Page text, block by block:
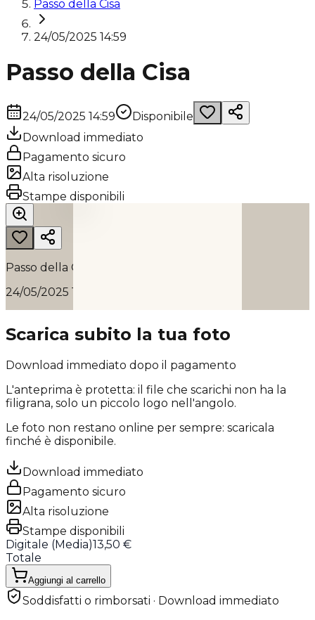
Passo della Cisa
24/05/2025 14:59
Passo della Cisa
24/05/2025 14:59
Disponibile
Download immediato
Pagamento sicuro
Alta risoluzione
Stampe disponibili
Passo della Cisa
24/05/2025 14:59
Scarica subito la tua foto
Download immediato dopo il pagamento
L'anteprima è protetta: il file che scarichi non ha la
filigrana, solo un piccolo logo nell'angolo.
Le foto non restano online per sempre: scaricala
finché è disponibile.
Download immediato
Pagamento sicuro
Alta risoluzione
Stampe disponibili
Digitale (Media)13,50 €
Totale
Aggiungi al carrello
Soddisfatti o rimborsati · Download immediato